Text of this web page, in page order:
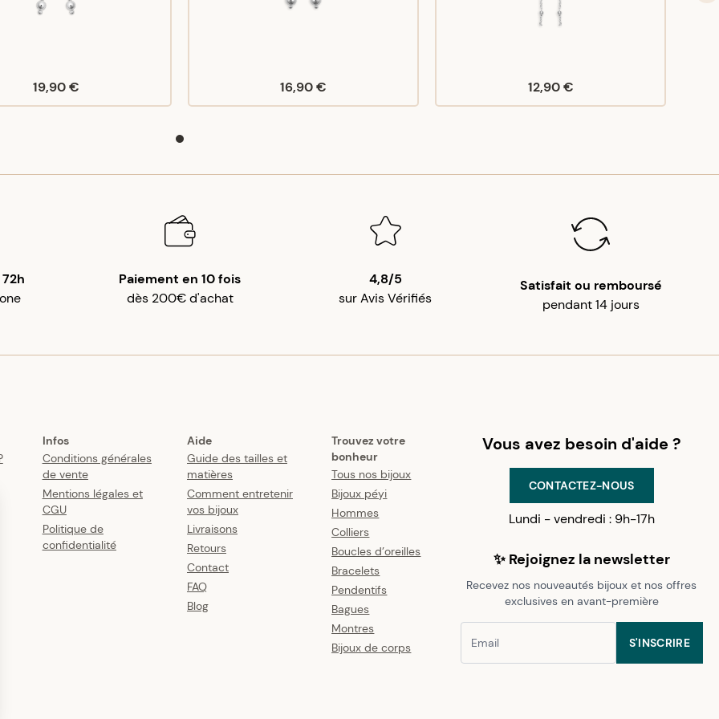
19,90 € 16,90 € 12,90 €
Paiement en 10 fois
dès 200€ d'achat
4,8/5
sur Avis Vérifiés
Satisfait ou remboursé
pendant 14 jours
Infos
Conditions générales
de vente
Mentions légales et
CGU
Politique de
confidentialité
Aide
Guide des tailles et
matières
Comment entretenir
vos bijoux
Livraisons
Retours
Contact
FAQ
Blog
Trouvez votre
bonheur
Tous nos bijoux
Bijoux péyi
Hommes
Colliers
Boucles d’oreilles
Bracelets
Pendentifs
Bagues
Montres
Bijoux de corps
Vous avez besoin d'aide ?
CONTACTEZ-NOUS
Lundi - vendredi : 9h-17h
✨ Rejoignez la newsletter
Recevez nos nouveautés bijoux et nos offres
exclusives en avant-première
S'INSCRIRE